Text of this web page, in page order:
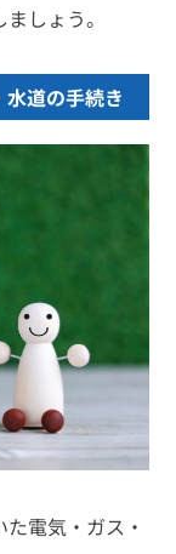
しょう。
道の手続き
電気・ガス・